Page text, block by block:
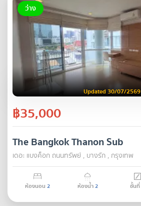
ว่าง
Updated 30/07/2569
฿35,000
The Bangkok Thanon Sub
เดอะ แบงค็อก ถนนทรัพย์ , บางรัก , กรุงเทพ
ห้องนอน 2 ห้องน้ำ2 ชั้นที่